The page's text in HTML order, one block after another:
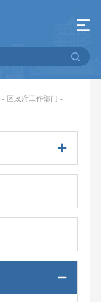
- 区政府工作部门 -